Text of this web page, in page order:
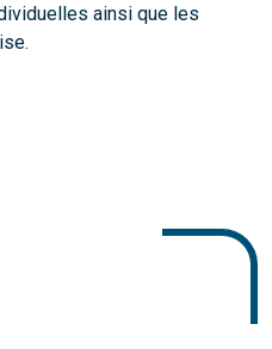
ainsi que les